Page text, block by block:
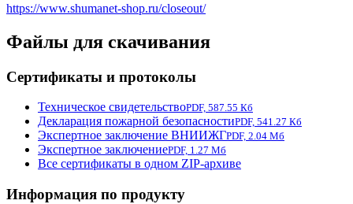
https://www.shumanet-shop.ru/closeout/
Файлы для скачивания
Сертификаты и протоколы
Техническое свидетельствоPDF, 587.55 Кб
Декларация пожарной безопасностиPDF, 541.27 Кб
Экспертное заключение ВНИИЖГPDF, 2.04 Мб
Экспертное заключениеPDF, 1.27 Мб
Все сертификаты в одном ZIP-архиве
Информация по продукту